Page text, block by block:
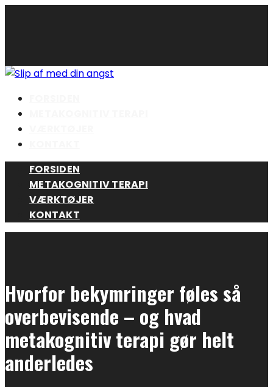
FORSIDEN
METAKOGNITIV TERAPI
VÆRKTØJER
KONTAKT
Hvorfor bekymringer føles så
overbevisende – og hvad
metakognitiv terapi gør helt
anderledes